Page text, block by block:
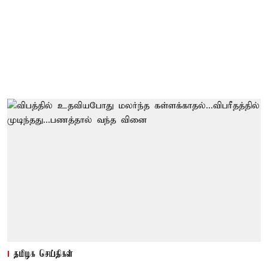
தமிழக செய்திகள்